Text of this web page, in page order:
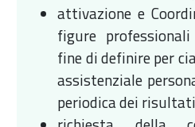
attivazione e
figure
fine di definire per
assistenziale
periodica dei